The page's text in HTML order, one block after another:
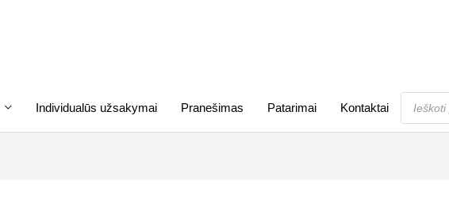
Individualūs užsakymai Pranešimas Patarimai Kontaktai
Products
search